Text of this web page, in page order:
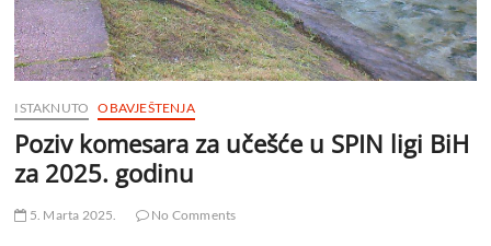
ISTAKNUTO OBAVJEŠTENJA
Poziv komesara za učešće u SPIN ligi BiH
za 2025. godinu
5. Marta 2025. No Comments